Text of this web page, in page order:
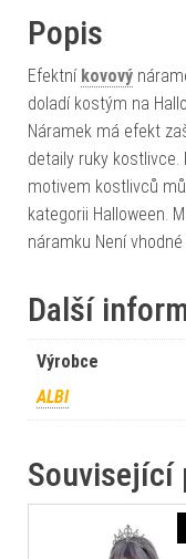
Popis
Efektní kovový
doladí kostým na
Náramek má efekt
detaily ruky kostlivce.
motivem kostlivců
kategorii Halloween.
náramku Není
Další
Výrobce
ALBI
Související